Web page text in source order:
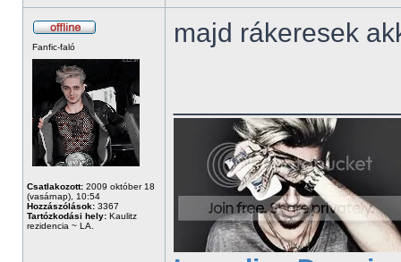
Fanfic-faló
Csatlakozott: 2009 október 18
(vasárnap), 10:54
Hozzászólások: 3367
Tartózkodási hely: Kaulitz
rezidencia ~ LA.
majd rákeresek